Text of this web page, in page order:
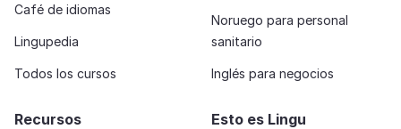
Café de idiomas
Lingupedia
Todos los cursos
Noruego para personal
sanitario
Inglés para negocios
Recursos Esto es Lingu